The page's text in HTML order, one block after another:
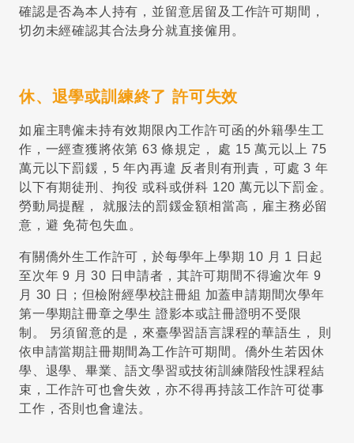
確認是否為本人持有，並留意居留及工作許可期間，
切勿未經確認其合法身分就直接僱用。
休、退學或訓練終了 許可失效
如雇主聘僱未持有效期限內工作許可函的外籍學生工
作，一經查獲將依第 63 條規定， 處 15 萬元以上 75
萬元以下罰鍰，5 年內再違 反者則有刑責，可處 3 年
以下有期徒刑、拘役 或科或併科 120 萬元以下罰金。
勞動局提醒， 就服法的罰鍰金額相當高，雇主務必留
意，避 免荷包失血。
有關僑外生工作許可，於每學年上學期 10 月 1 日起
至次年 9 月 30 日申請者，其許可期間不得逾次年 9
月 30 日；但檢附經學校註冊組 加蓋申請期間次學年
第一學期註冊章之學生 證影本或註冊證明不受限
制。 另須留意的是，來臺學習語言課程的華語生， 則
依申請當期註冊期間為工作許可期間。僑外生若因休
學、退學、畢業、語文學習或技術訓練階段性課程結
束，工作許可也會失效，亦不得再持該工作許可從事
工作，否則也會違法。